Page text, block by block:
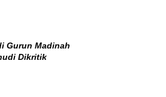
Gurun Madinah
Dikritik